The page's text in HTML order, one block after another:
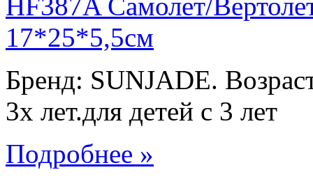
Бренд: SUNJADE.
3х лет.для детей с 3 лет
Подробнее »